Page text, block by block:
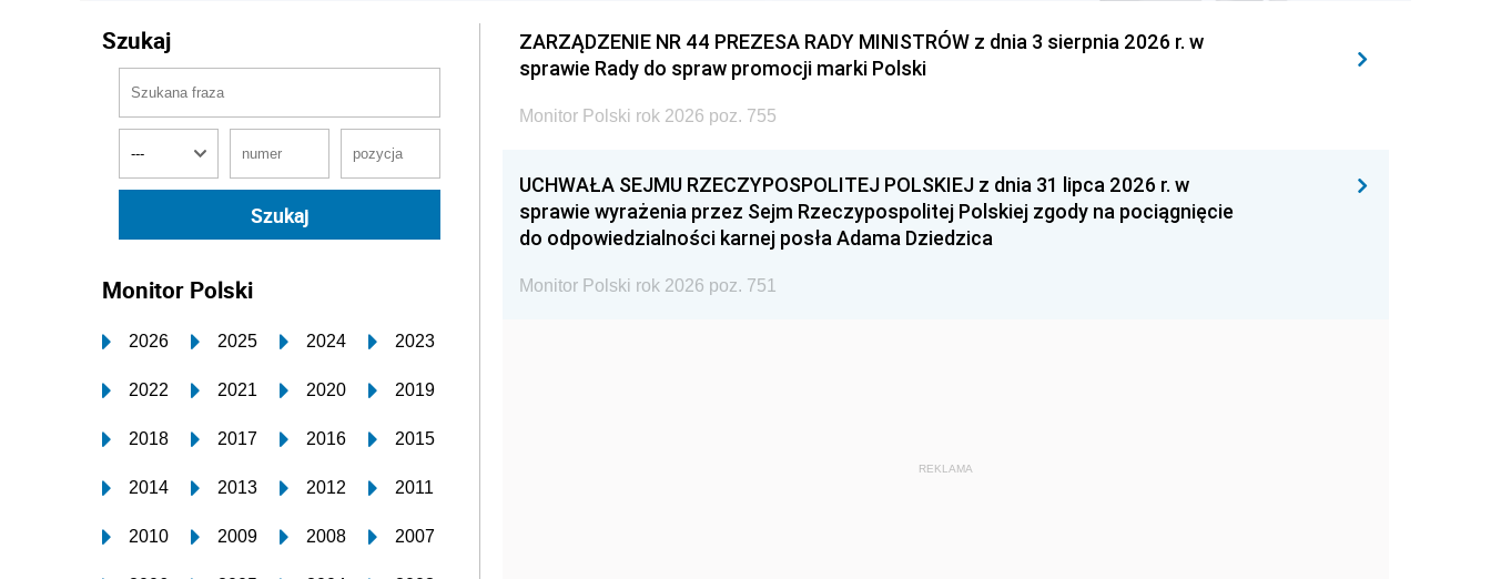
Szukaj
Monitor Polski
2026 2025 2024 2023
2022 2021 2020 2019
2018 2017 2016 2015
2014 2013 2012 2011
2010 2009 2008 2007
ZARZĄDZENIE NR 44 PREZESA RADY MINISTRÓW z dnia 3 sierpnia 2026 r. w
sprawie Rady do spraw promocji marki Polski
Monitor Polski rok 2026 poz. 755
UCHWAŁA SEJMU RZECZYPOSPOLITEJ POLSKIEJ z dnia 31 lipca 2026 r. w
sprawie wyrażenia przez Sejm Rzeczypospolitej Polskiej zgody na pociągnięcie
do odpowiedzialności karnej posła Adama Dziedzica
Monitor Polski rok 2026 poz. 751
REKLAMA